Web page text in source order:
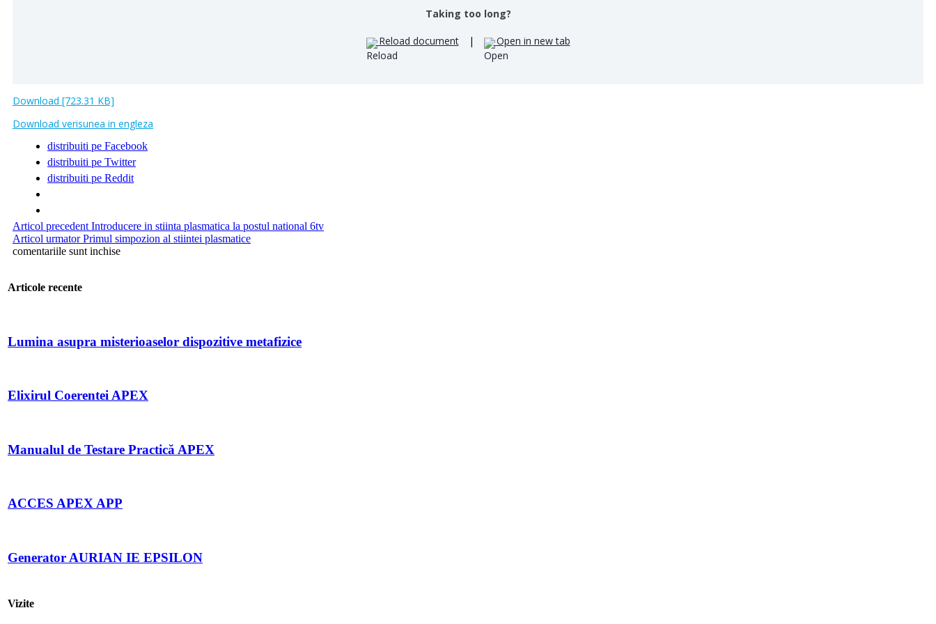
Taking too long?
Reload document | Open in new tab
Download [723.31 KB]
Download verisunea in engleza
distribuiti pe Facebook
distribuiti pe Twitter
distribuiti pe Reddit
Articol precedent Introducere in stiinta plasmatica la postul national 6tv
Articol urmatorPrimul simpozion al stiintei plasmatice
comentariile sunt inchise
Articole recente
Lumina asupra misterioaselor dispozitive metafizice
Elixirul Coerentei APEX
Manualul de Testare Practică APEX
ACCES APEX APP
Generator AURIAN IE EPSILON
Vizite